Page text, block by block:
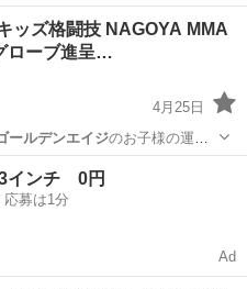
英語 ネイティブスピーカー
ッズ格闘技 NAGOYA MMA
ローブ進呈…
4月25日
ールデンエイジのお子様の運動
インチ 0円
募は1分
Ad